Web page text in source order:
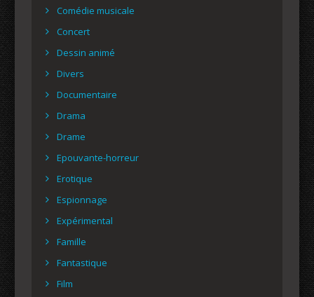
Comédie musicale
Concert
Dessin animé
Divers
Documentaire
Drama
Drame
Epouvante-horreur
Erotique
Espionnage
Expérimental
Famille
Fantastique
Film